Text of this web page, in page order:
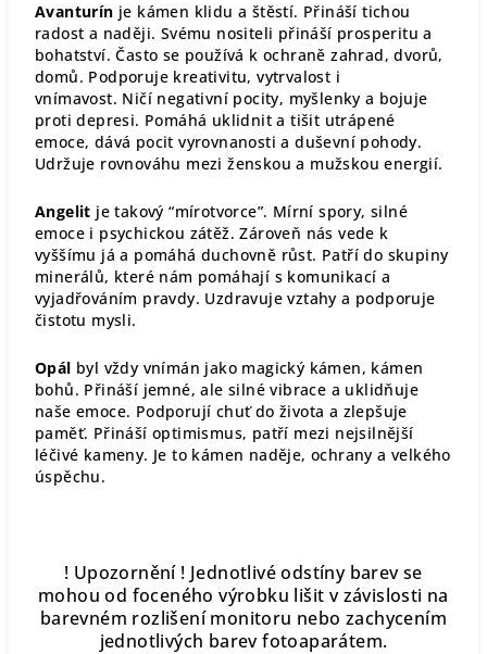
Avanturín je kámen klidu a štěstí. Přináší tichou
radost a naději. Svému nositeli přináší prosperitu a
bohatství. Často se používá k ochraně zahrad, dvorů,
domů. Podporuje kreativitu, vytrvalost i
vnímavost. Ničí negativní pocity, myšlenky a bojuje
proti depresi. Pomáhá uklidnit a tišit utrápené
emoce, dává pocit vyrovnanosti a duševní pohody.
Udržuje rovnováhu mezi ženskou a mužskou energií.
Angelit je takový “mírotvorce”. Mírní spory, silné
emoce i psychickou zátěž. Zároveň nás vede k
vyššímu já a pomáhá duchovně růst. Patří do skupiny
minerálů, které nám pomáhají s komunikací a
vyjadřováním pravdy. Uzdravuje vztahy a podporuje
čistotu mysli.
Opál byl vždy vnímán jako magický kámen, kámen
bohů. Přináší jemné, ale silné vibrace a uklidňuje
naše emoce. Podporují chuť do života a zlepšuje
paměť. Přináší optimismus, patří mezi nejsilnější
léčivé kameny. Je to kámen naděje, ochrany a velkého
úspěchu.
! Upozornění ! Jednotlivé odstíny barev se
mohou od foceného výrobku lišit v závislosti na
barevném rozlišení monitoru nebo zachycením
jednotlivých barev fotoaparátem.